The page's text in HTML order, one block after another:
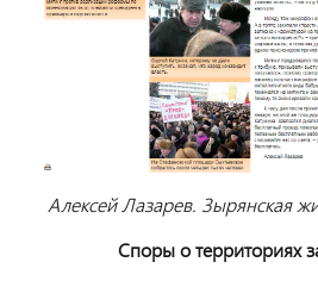
Алексей Лазарев. Зырянская
Споры о территориях